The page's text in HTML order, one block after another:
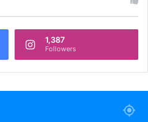
1,387
Followers